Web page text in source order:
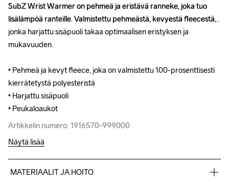
SubZ Wrist Warmer on pehmeä ja eristävä ranneke, joka tuo
lisälämpöä ranteille. Valmistettu pehmeästä, kevyestä fleecestä,
jonka harjattu sisäpuoli takaa optimaalisen eristyksen ja
mukavuuden.
• Pehmeä ja kevyt fleece, joka on valmistettu 100-prosenttisesti
kierrätetystä polyesteristä
• Harjattu sisäpuoli
• Peukaloaukot
Artikkelin numero: 1916570-999000
SubZ Wrist Warmer on pehmeä ja eristävä ranneke, joka tuo
lisälämpöä ranteille. Valmistettu pehmeästä, kevyestä fleecestä,
jonka harjattu sisäpuoli takaa optimaalisen eristyksen ja
mukavuuden.
• Pehmeä ja kevyt fleece, joka on valmistettu 100-prosenttisesti
kierrätetystä polyesteristä
• Harjattu sisäpuoli
• Peukaloaukot
Artikkelin numero: 1916570-999000
Näytä lisää
MATERIAALIT JA HOITO